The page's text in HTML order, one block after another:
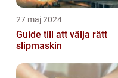
27 maj 2024
Guide till att välja rätt
slipmaskin